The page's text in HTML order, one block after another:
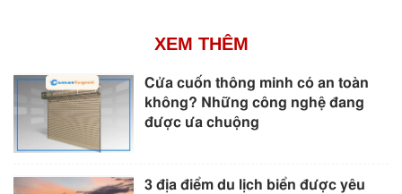
XEM THÊM
Cửa cuốn thông minh có an toàn
không? Những công nghệ đang
được ưa chuộng
3 địa điểm du lịch biển được yêu